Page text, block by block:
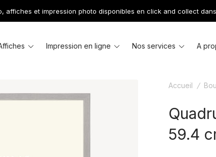
affiches et impression photo disponibles en click and collect
ToggleImpression en ligne
ToggleNos services
Toggle
A
Accueil /
59.4